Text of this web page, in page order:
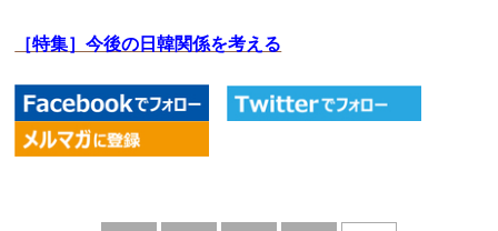
［特集］今後の日韓関係を考える